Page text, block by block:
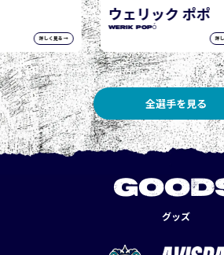
詳しく見る →
ウェリック ポポ
WERIK POPÓ
詳
全選手を見る
グッズ